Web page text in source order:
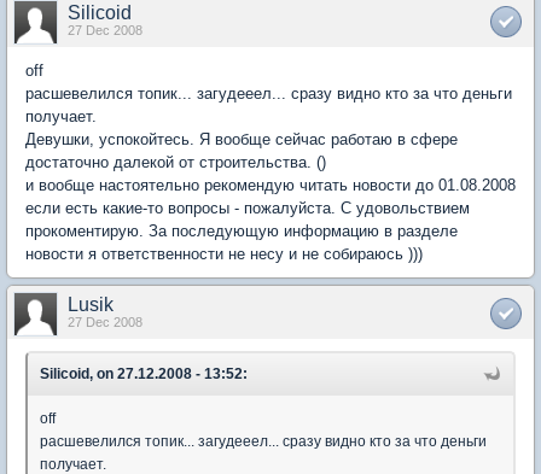
Silicoid
27 Dec 2008
off
расшевелился топик... загудееел... сразу видно кто за что деньги
получает.
Девушки, успокойтесь. Я вообще сейчас работаю в сфере
достаточно далекой от строительства. ()
и вообще настоятельно рекомендую читать новости до 01.08.2008
если есть какие-то вопросы - пожалуйста. С удовольствием
прокоментирую. За последующую информацию в разделе
новости я ответственности не несу и не собираюсь )))
Lusik
27 Dec 2008
Silicoid, on 27.12.2008 - 13:52:
off
расшевелился топик... загудееел... сразу видно кто за что деньги
получает.